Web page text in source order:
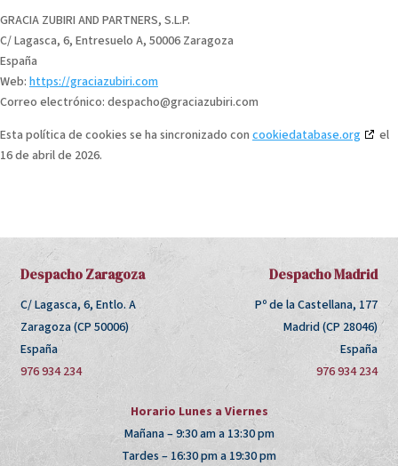
GRACIA ZUBIRI AND PARTNERS, S.L.P.
C/ Lagasca, 6, Entresuelo A, 50006 Zaragoza
España
Web: https://graciazubiri.com
Correo electrónico: despacho@graciazubiri.com
Esta política de cookies se ha sincronizado con cookiedatabase.org
el
16 de abril de 2026.
Despacho Zaragoza
C/ Lagasca, 6, Entlo. A
Zaragoza (CP 50006)
España
976 934 234
Despacho Madrid
Pº de la Castellana, 177
Madrid (CP 28046)
España
976 934 234
Horario Lunes a Viernes
Mañana – 9:30 am a 13:30 pm
Tardes – 16:30 pm a 19:30 pm